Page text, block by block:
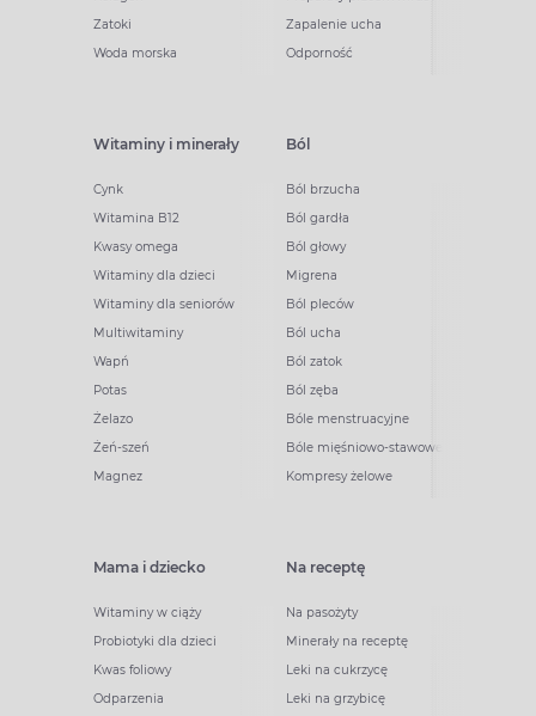
Zatoki
Woda morska
Zapalenie ucha
Odporność
Witaminy i minerały
Cynk
Witamina B12
Kwasy omega
Witaminy dla dzieci
Witaminy dla seniorów
Multiwitaminy
Wapń
Potas
Żelazo
Żeń-szeń
Magnez
Ból
Ból brzucha
Ból gardła
Ból głowy
Migrena
Ból pleców
Ból ucha
Ból zatok
Ból zęba
Bóle menstruacyjne
Bóle mięśniowo-stawowe
Kompresy żelowe
Mama i dziecko
Witaminy w ciąży
Probiotyki dla dzieci
Kwas foliowy
Odparzenia
Na receptę
Na pasożyty
Minerały na receptę
Leki na cukrzycę
Leki na grzybicę